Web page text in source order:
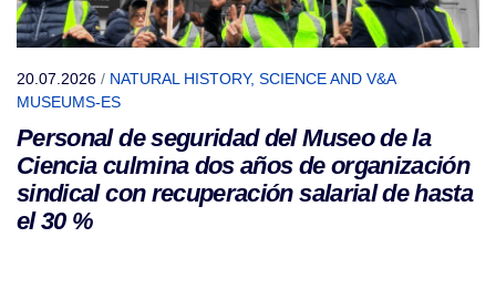
20.07.2026 / NATURAL HISTORY, SCIENCE AND V&A
MUSEUMS-ES
Personal de seguridad del Museo de la
Ciencia culmina dos años de organización
sindical con recuperación salarial de hasta
el 30 %